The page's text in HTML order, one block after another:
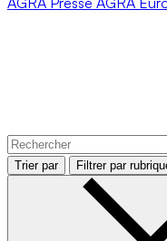
Trier par Filtrer par